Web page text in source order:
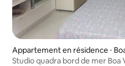
Appartement en résidence ⋅
Studio quadra bord de mer